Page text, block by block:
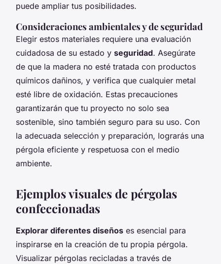
puede ampliar tus posibilidades.
Consideraciones ambientales y de seguridad
Elegir estos materiales requiere una evaluación
cuidadosa de su estado y seguridad. Asegúrate
de que la madera no esté tratada con productos
químicos dañinos, y verifica que cualquier metal
esté libre de oxidación. Estas precauciones
garantizarán que tu proyecto no solo sea
sostenible, sino también seguro para su uso. Con
la adecuada selección y preparación, lograrás una
pérgola eficiente y respetuosa con el medio
ambiente.
Ejemplos visuales de pérgolas
confeccionadas
Explorar diferentes diseños es esencial para
inspirarse en la creación de tu propia pérgola.
Visualizar pérgolas recicladas a través de